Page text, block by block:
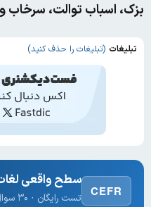
بزک، اسباب توالت، سرخاب
تبلیغات (تبلیغات را حذف کنید)
CEFR
سطح واقعی
تست رایگان · ۳۰ سوال · نتیجه فوری